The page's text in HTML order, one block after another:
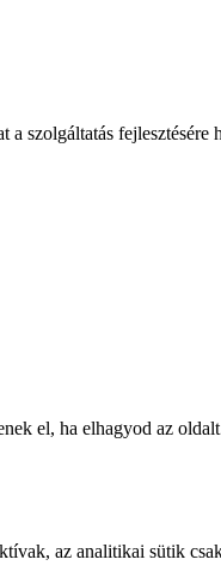
szolgáltatás
el, ha elhagyod az
az analitikai sütik